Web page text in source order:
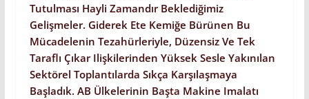
Tutulması Hayli Zamandır Beklediğimiz
Gelişmeler. Giderek Ete Kemiğe Bürünen Bu
Mücadelenin Tezahürleriyle, Düzensiz Ve Tek
Taraflı Çıkar Ilişkilerinden Yüksek Sesle Yakınılan
Sektörel Toplantılarda Sıkça Karşılaşmaya
Başladık. AB Ülkelerinin Başta Makine Imalatı